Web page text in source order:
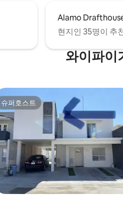
Alamo
현지인 35명이 추
와이파이
슈퍼호스트
슈퍼호스트